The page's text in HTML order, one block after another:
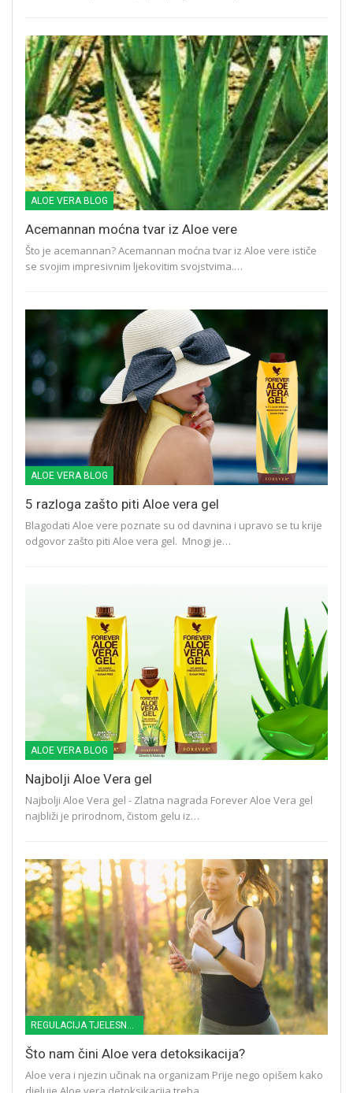
ALOE VERA BLOG
Acemannan moćna tvar iz Aloe vere
Što je acemannan? Acemannan moćna tvar iz Aloe vere ističe
se svojim impresivnim ljekovitim svojstvima.…
ALOE VERA BLOG
5 razloga zašto piti Aloe vera gel
Blagodati Aloe vere poznate su od davnina i upravo se tu krije
odgovor zašto piti Aloe vera gel. Mnogi je…
ALOE VERA BLOG
Najbolji Aloe Vera gel
Najbolji Aloe Vera gel - Zlatna nagrada Forever Aloe Vera gel
najbliži je prirodnom, čistom gelu iz…
Što nam čini Aloe vera detoksikacija?
Aloe vera i njezin učinak na organizam Prije nego opišem kako